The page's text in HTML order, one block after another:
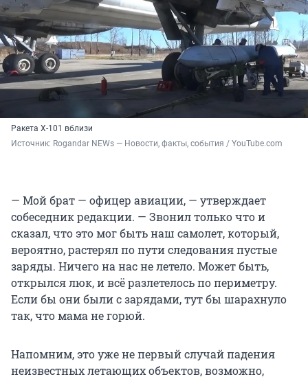
Ракета Х-101 вблизи
Источник: Rogandar NEWs — Новости, факты, события / YouTube.com
— Мой брат — офицер авиации, — утверждает
собеседник редакции. — Звонил только что и
сказал, что это мог быть наш самолет, который,
вероятно, растерял по пути следования пустые
заряды. Ничего на нас не летело. Может быть,
открылся люк, и всё разлетелось по периметру.
Если бы они были с зарядами, тут бы шарахнуло
так, что мама не горюй.
Напомним, это уже не первый случай падения
неизвестных летающих объектов, возможно,